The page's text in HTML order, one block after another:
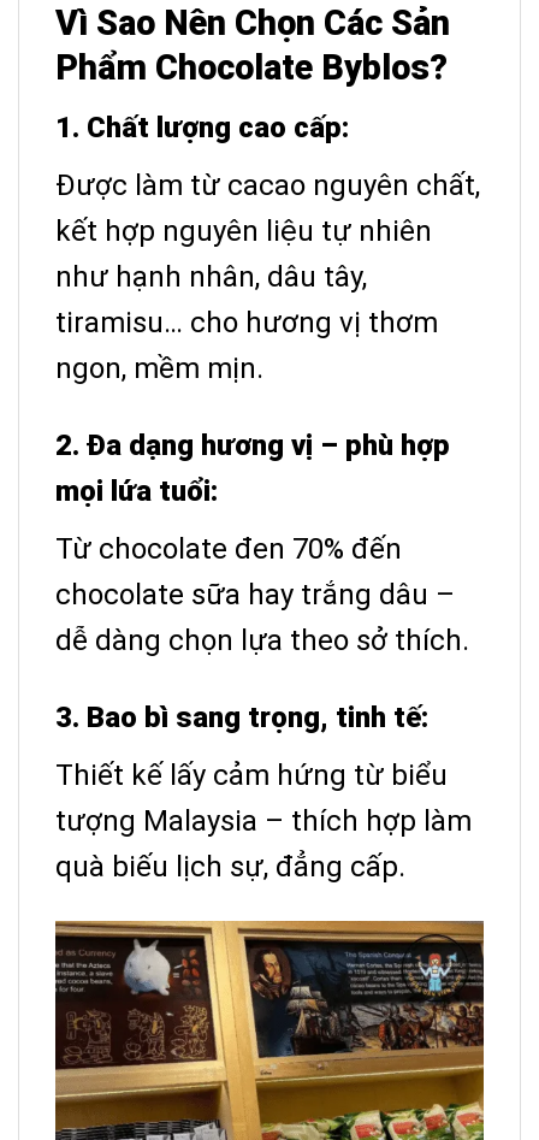
Vì Sao Nên Chọn Các Sản
Phẩm Chocolate Byblos?
1. Chất lượng cao cấp:
Được làm từ cacao nguyên chất,
kết hợp nguyên liệu tự nhiên
như hạnh nhân, dâu tây,
tiramisu… cho hương vị thơm
ngon, mềm mịn.
2. Đa dạng hương vị – phù hợp
mọi lứa tuổi:
Từ chocolate đen 70% đến
chocolate sữa hay trắng dâu –
dễ dàng chọn lựa theo sở thích.
3. Bao bì sang trọng, tinh tế:
Thiết kế lấy cảm hứng từ biểu
tượng Malaysia – thích hợp làm
quà biếu lịch sự, đẳng cấp.